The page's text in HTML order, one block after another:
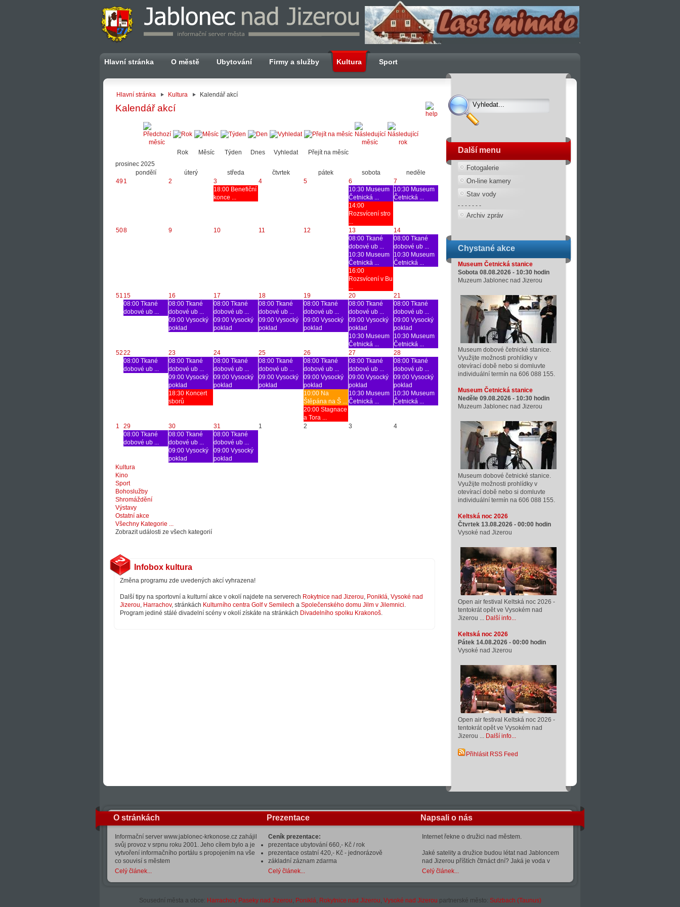
Hlavní stránka O městě Ubytování Firmy a služby Kultura Sport
Hlavní stránka Kultura Kalendář akcí
Kalendář akcí
Rok Měsíc Týden Dnes Vyhledat
Přejít na měsíc
prosinec 2025
pondělí
úterý středa čtvrtek pátek sobota
neděle
491 2
3
18:00 Benefiční
konce ...
4 5
6
10:30 Museum
Četnická ...
14:00
Rozsvícení stro
...
7
10:30 Museum
Četnická ...
508 9 10 11 12
13
08:00 Tkané
dobové ub ...
10:30 Museum
Četnická ...
16:00
Rozsvícení v Bu
...
14
08:00 Tkané
dobové ub ...
10:30 Museum
Četnická ...
51 15
08:00 Tkané
dobové ub ...
16
08:00 Tkané
dobové ub ...
09:00 Vysocký
poklad
17
08:00 Tkané
dobové ub ...
09:00 Vysocký
poklad
18
08:00 Tkané
dobové ub ...
09:00 Vysocký
poklad
19
08:00 Tkané
dobové ub ...
09:00 Vysocký
poklad
20
08:00 Tkané
dobové ub ...
09:00 Vysocký
poklad
10:30 Museum
Četnická ...
21
08:00 Tkané
dobové ub ...
09:00 Vysocký
poklad
10:30 Museum
Četnická ...
5222
08:00 Tkané
dobové ub ...
23
08:00 Tkané
dobové ub ...
09:00 Vysocký
poklad
18:30 Koncert
sborů
24
08:00 Tkané
dobové ub ...
09:00 Vysocký
poklad
25
08:00 Tkané
dobové ub ...
09:00 Vysocký
poklad
26
08:00 Tkané
dobové ub ...
09:00 Vysocký
poklad
10:00 Na
Štěpána na Š ...
20:00 Stagnace
a Tora ...
27
08:00 Tkané
dobové ub ...
09:00 Vysocký
poklad
10:30 Museum
Četnická ...
28
08:00 Tkané
dobové ub ...
09:00 Vysocký
poklad
10:30 Museum
Četnická ...
1
29
08:00 Tkané
dobové ub ...
30
08:00 Tkané
dobové ub ...
09:00 Vysocký
poklad
31
08:00 Tkané
dobové ub ...
09:00 Vysocký
poklad
1 2 3 4
Kultura
Kino
Sport
Bohoslužby
Shromáždění
Výstavy
Ostatní akce
Všechny Kategorie ...
Zobrazit události ze všech kategorií
Infobox kultura
Změna programu zde uvedených akcí vyhrazena!
Další tipy na sportovní a kulturní akce v okolí najdete na serverech Rokytnice nad Jizerou, Poniklá, Vysoké nad
Jizerou, Harrachov, stránkách Kulturního centra Golf v Semilech a Společenského domu Jilm v Jilemnici.
Program jediné stálé divadelní scény v okolí získáte na stránkách Divadelního spolku Krakonoš.
Další menu
Fotogalerie
On-line kamery
Stav vody
- - - - - - -
Archiv zpráv
Chystané akce
Museum Četnická stanice
Sobota 08.08.2026 - 10:30 hodin
Muzeum Jablonec nad Jizerou
Museum dobové četnické stanice.
Využijte možnosti prohlídky v
otevírací době nebo si domluvte
individuální termín na 606 088 155.
Museum Četnická stanice
Neděle 09.08.2026 - 10:30 hodin
Muzeum Jablonec nad Jizerou
Museum dobové četnické stanice.
Využijte možnosti prohlídky v
otevírací době nebo si domluvte
individuální termín na 606 088 155.
Keltská noc 2026
Čtvrtek 13.08.2026 - 00:00 hodin
Vysoké nad Jizerou
Open air festival Keltská noc 2026 -
tentokrát opět ve Vysokém nad
Jizerou ... Další info...
Keltská noc 2026
Pátek 14.08.2026 - 00:00 hodin
Vysoké nad Jizerou
Open air festival Keltská noc 2026 -
tentokrát opět ve Vysokém nad
Jizerou ... Další info...
Přihlásit RSS Feed
O stránkách
Informační server www.jablonec-krkonose.cz zahájil
svůj provoz v srpnu roku 2001. Jeho cílem bylo a je
vytvoření informačního portálu s propojením na vše
co souvisí s městem
Celý článek...
Prezentace
Ceník prezentace:
prezentace ubytování 660,- Kč / rok
prezentace ostatní 420,- Kč - jednorázově
základní záznam zdarma
Celý článek...
Napsali o nás
Internet řekne o družici nad městem.
Jaké satelity a družice budou létat nad Jabloncem
nad Jizerou příštích čtrnáct dní? Jaká je voda v
Celý článek...
Sousední města a obce: Harrachov, Paseky nad Jizerou, Poniklá, Rokytnice nad Jizerou, Vysoké nad Jizerou partnerské město: Sulzbach (Taunus)